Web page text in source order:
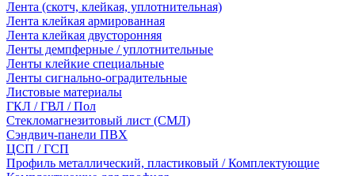
Лента (скотч, клейкая, уплотнительная)
Лента клейкая армированная
Лента клейкая двусторонняя
Ленты демпферные / уплотнительные
Ленты клейкие специальные
Ленты сигнально-оградительные
Листовые материалы
ГКЛ / ГВЛ / Пол
Стекломагнезитовый лист (СМЛ)
Сэндвич-панели ПВХ
ЦСП / ГСП
Профиль металлический, пластиковый / Комплектующие